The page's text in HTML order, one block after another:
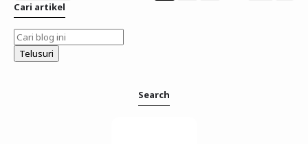
Cari artikel
Search